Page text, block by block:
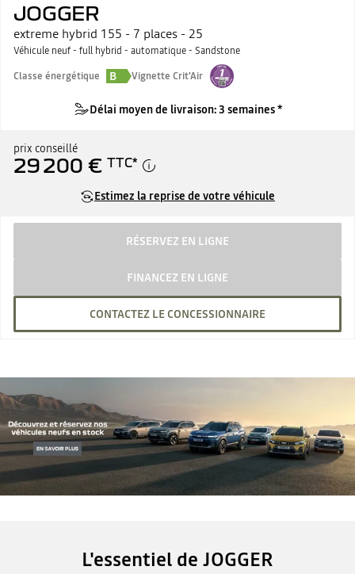
JOGGER
extreme hybrid 155 - 7 places - 25
Véhicule neuf - full hybrid - automatique - Sandstone
Classe énergétique
B Vignette Crit'Air
Délai moyen de livraison: 3 semaines *
prix conseillé
29 200 € TTC*
Estimez la reprise de votre véhicule
RÉSERVEZ EN LIGNE
FINANCEZ EN LIGNE
CONTACTEZ LE CONCESSIONNAIRE
L'essentiel de JOGGER